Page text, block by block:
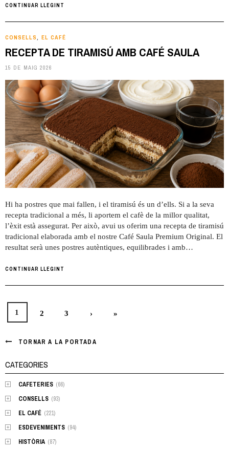
CONTINUAR LLEGINT
CONSELLS EL CAFÉ
RECEPTA DE TIRAMISÚ AMB CAFÉ SAULA
15 DE MAIG 2026
Hi ha postres que mai fallen, i el tiramisú és un d’ells. Si a la seva
recepta tradicional a més, li aportem el cafè de la millor qualitat,
l’èxit està assegurat. Per això, avui us oferim una recepta de tiramisú
tradicional elaborada amb el nostre Café Saula Premium Original. El
resultat serà unes postres autèntiques, equilibrades i amb…
CONTINUAR LLEGINT
Posts
navigation
1 2 3 › »
TORNAR A LA PORTADA
CATEGORIES
CAFETERIES (66)
CONSELLS (93)
EL CAFÉ (221)
ESDEVENIMENTS (94)
HISTÒRIA (87)